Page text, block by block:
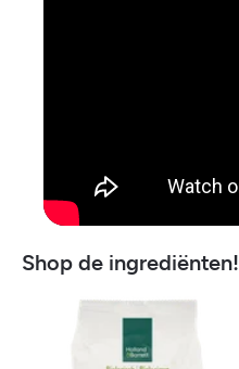
Shop de ingrediënten!